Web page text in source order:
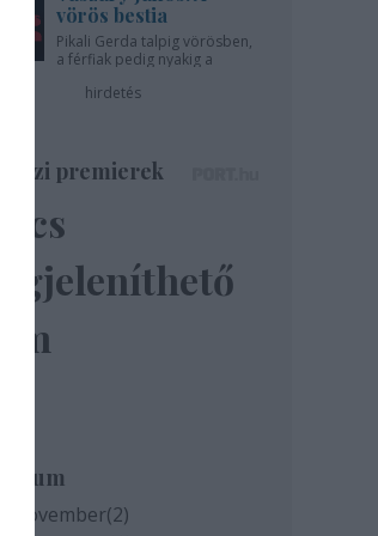
vörös bestia
Pikali Gerda talpig vörösben,
a férfiak pedig nyakig a
hirdetés
premierek
november(2)